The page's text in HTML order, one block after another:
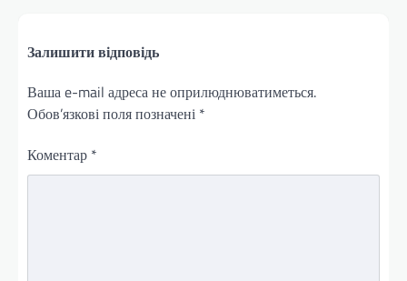
Залишити відповідь
Ваша e-mail адреса не оприлюднюватиметься.
Обов’язкові поля позначені *
Коментар *